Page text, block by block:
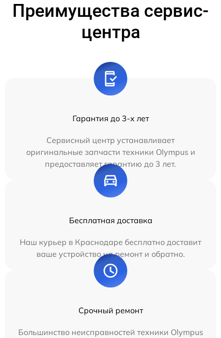
Преимущества сервис-
центра
Гарантия до 3-х лет
Сервисный центр устанавливает
оригинальные запчасти техники Olympus и
предоставляет гарантию до 3 лет.
Бесплатная доставка
Наш курьер в Краснодаре бесплатно доставит
ваше устройство на ремонт и обратно.
Срочный ремонт
Большинство неисправностей техники Olympus